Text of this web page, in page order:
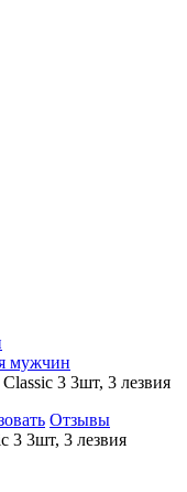
мужчин
3 3шт, 3 лезвия
Отзывы
3 3шт, 3 лезвия